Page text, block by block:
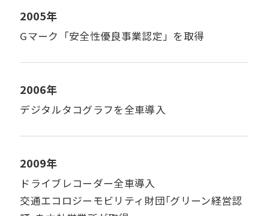
2005年
Gマーク「安全性優良事業認定」を取得
2006年
デジタルタコグラフを全車導入
2009年
ドライブレコーダー全車導入
交通エコロジーモビリティ財団｢グリーン経営認